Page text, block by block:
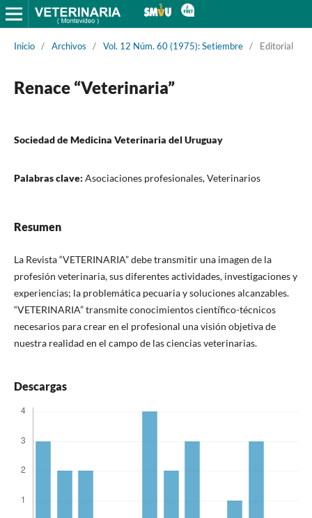
Inicio / Archivos / Vol. 12 Núm. 60 (1975): Setiembre / Editorial
Renace “Veterinaria”
Sociedad de Medicina Veterinaria del Uruguay
Palabras clave: Asociaciones profesionales, Veterinarios
Resumen
La Revista “VETERINARIA” debe transmitir una imagen de la
profesión veterinaria, sus diferentes actividades, investigaciones y
experiencias; la problemática pecuaria y soluciones alcanzables.
“VETERINARIA” transmite conocimientos científico-técnicos
necesarios para crear en el profesional una visión objetiva de
nuestra realidad en el campo de las ciencias veterinarias.
Descargas